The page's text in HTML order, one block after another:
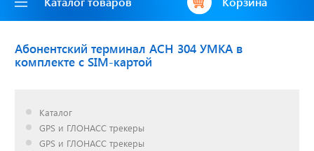
Абонентский терминал АСН 304 УМКА в
комплекте с SIM-картой
Каталог
GPS и ГЛОНАСС трекеры
GPS и ГЛОНАСС трекеры